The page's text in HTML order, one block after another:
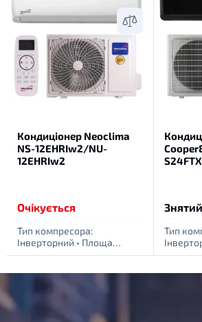
Кондиціонер Neoclima
NS-12EHRIw2/NU-
12EHRIw2
Очікується
Тип компресора:
Інверторний • Площа
обігріву приміщення, м. кв:
Тип